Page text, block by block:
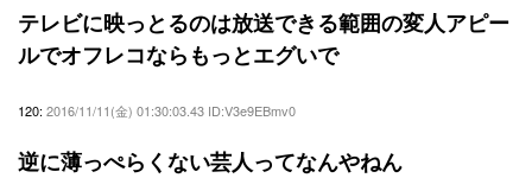
テレビに映っとるのは放送できる範囲の変人アピー
ルでオフレコならもっとエグいで
120: 2016/11/11(金) 01:30:03.43 ID:V3e9EBmv0
逆に薄っぺらくない芸人ってなんやねん